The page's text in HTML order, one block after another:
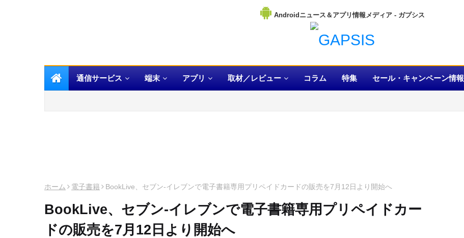
Androidニュース＆アプリ情報メディア
通信サービス 端末 アプリ 取材／レビュー コラム 特集 セール・キャンペーン情報
ホーム 電子書籍 BookLive、セブン-イレブンで電子書籍専用プリペイドカードの販売を7月12日より開始へ
BookLive、セブン-イレブンで電子書籍専用プリペイドカー
ドの販売を7月12日より開始へ